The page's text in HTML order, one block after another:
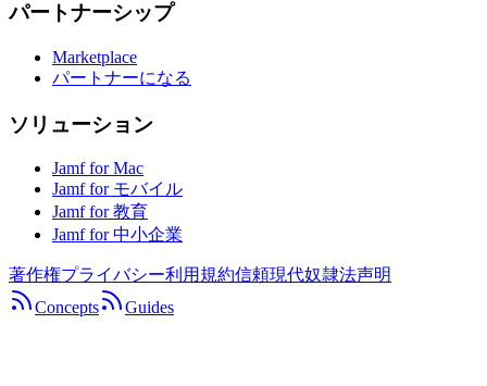
パートナーシップ
Marketplace
パートナーになる
ソリューション
Jamf for Mac
Jamf for モバイル
Jamf for 教育
Jamf for 中小企業
著作権プライバシー利用規約信頼現代奴隷法声明
Concepts
Guides